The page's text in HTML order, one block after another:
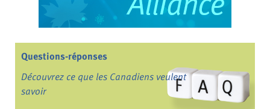
Questions-réponses
Découvrez ce que les Canadiens veulent
savoir